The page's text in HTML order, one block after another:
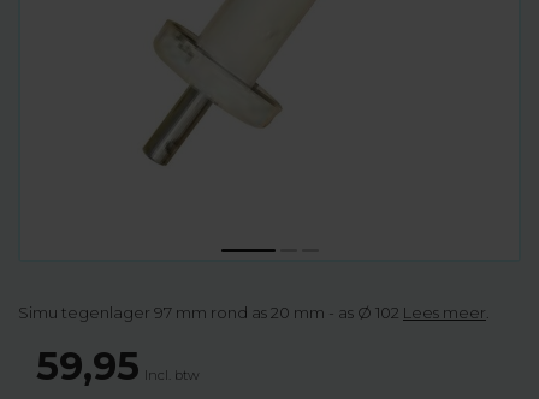
Simu tegenlager 97 mm rond as 20 mm - as Ø 102 Lees meer
59,95 Incl. btw